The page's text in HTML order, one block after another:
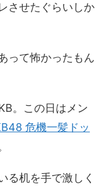
させたぐ らいしか
って怖かったもん
。この日はメン
危機一髪ドッ
る机を手で激しく